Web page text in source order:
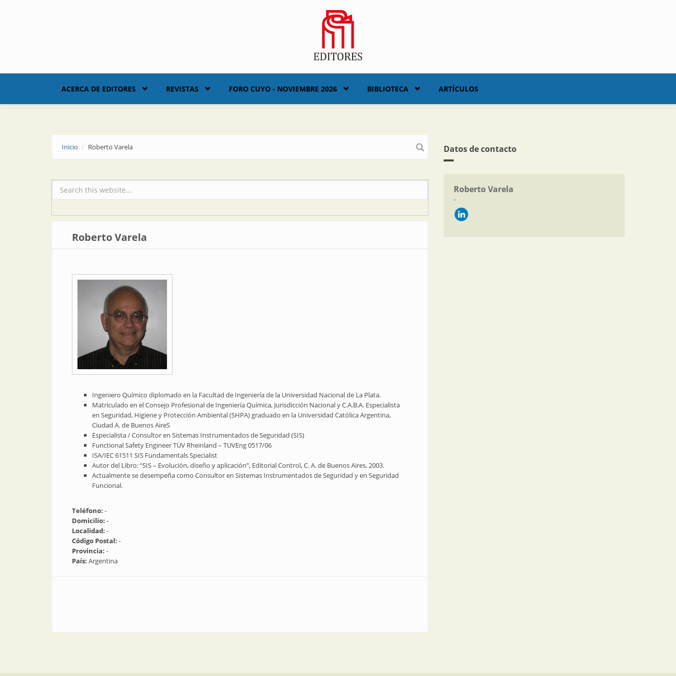
ACERCA DE EDITORES REVISTAS FORO CUYO - NOVIEMBRE 2026 BIBLIOTECA ARTÍCULOS
Inicio Roberto Varela
Formulario de búsqueda
Roberto Varela
Ingeniero Químico diplomado en la Facultad de Ingeniería de la Universidad Nacional de La Plata.
Matriculado en el Consejo Profesional de Ingeniería Química, Jurisdicción Nacional y C.A.B.A. Especialista
en Seguridad, Higiene y Protección Ambiental (SHPA) graduado en la Universidad Católica Argentina,
Ciudad A. de Buenos AireS
Especialista / Consultor en Sistemas Instrumentados de Seguridad (SIS)
Functional Safety Engineer TÜV Rheinland – TUVEng 0517/06
ISA/IEC 61511 SIS Fundamentals Specialist
Autor del Libro: “SIS – Evolución, diseño y aplicación”, Editorial Control, C. A. de Buenos Aires, 2003.
Actualmente se desempeña como Consultor en Sistemas Instrumentados de Seguridad y en Seguridad
Funcional.
Teléfono: -
Domicilio: -
Localidad: -
Código Postal: -
Provincia: -
País: Argentina
Datos de contacto
Roberto Varela
-